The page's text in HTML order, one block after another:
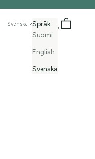
Svenska
Språk
Suomi
English
Svenska
Sök Kundvagn